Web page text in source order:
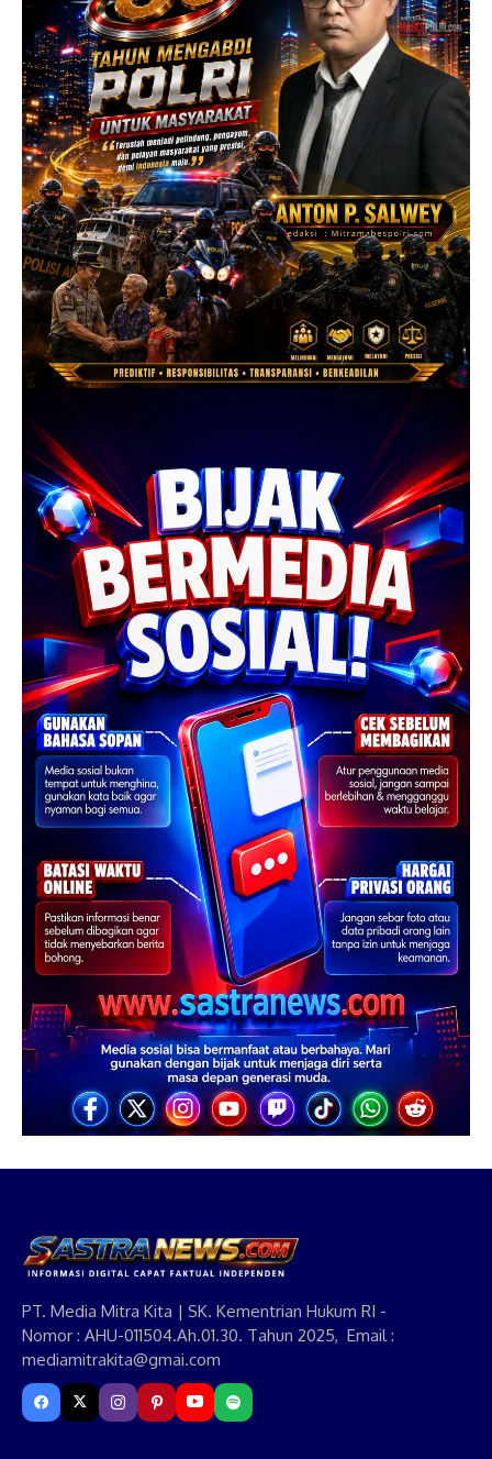
PT. Media Mitra Kita | SK. Kementrian Hukum RI -
Nomor : AHU-011504.Ah.01.30. Tahun 2025, Email :
mediamitrakita@gmai.com